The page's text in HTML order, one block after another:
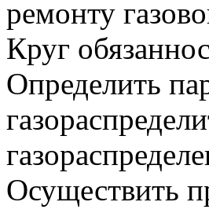
ремонту
Круг
Определить
Осуществить